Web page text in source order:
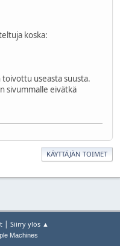
koska:
toivottu useasta suusta.
sivummalle eivätkä
KÄYTTÄJÄN TOIMET
| Siirry ylös ▲
Machines